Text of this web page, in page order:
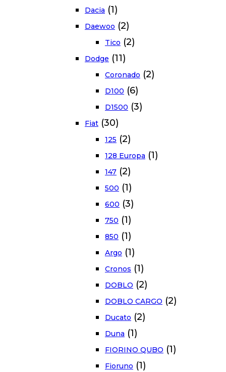
Dacia (1)
Daewoo (2)
Tico (2)
Dodge (11)
Coronado (2)
D100 (6)
D1500 (3)
Fiat (30)
125 (2)
128 Europa (1)
147 (2)
500 (1)
600 (3)
750 (1)
850 (1)
Argo (1)
Cronos (1)
DOBLO (2)
DOBLO CARGO (2)
Ducato (2)
Duna (1)
FIORINO QUBO (1)
Fioruno (1)